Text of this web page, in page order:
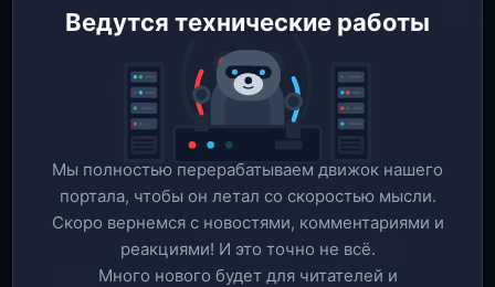
Ведутся технические работы
Мы полностью перерабатываем движок нашего
портала, чтобы он летал со скоростью мысли.
Скоро вернемся c новостями, комментариями и
реакциями! И это точно не всё.
Много нового будет для читателей и